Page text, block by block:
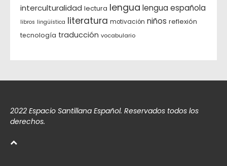
interculturalidad lectura lengua lengua española
libros lingüística literatura motivación niños reflexión
tecnología traducción vocabulario
2022 Espacio Santillana Español. Reservados todos los
derechos.